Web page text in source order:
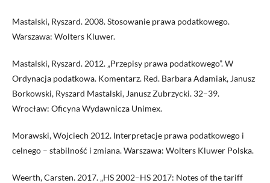
Mastalski, Ryszard. 2008. Stosowanie prawa podatkowego.
Warszawa: Wolters Kluwer.
Mastalski, Ryszard. 2012. „Przepisy prawa podatkowego”. W
Ordynacja podatkowa. Komentarz. Red. Barbara Adamiak, Janusz
Borkowski, Ryszard Mastalski, Janusz Zubrzycki. 32–39.
Wrocław: Oficyna Wydawnicza Unimex.
Morawski, Wojciech 2012. Interpretacje prawa podatkowego i
celnego – stabilność i zmiana. Warszawa: Wolters Kluwer Polska.
Weerth, Carsten. 2017. „HS 2002–HS 2017: Notes of the tariff